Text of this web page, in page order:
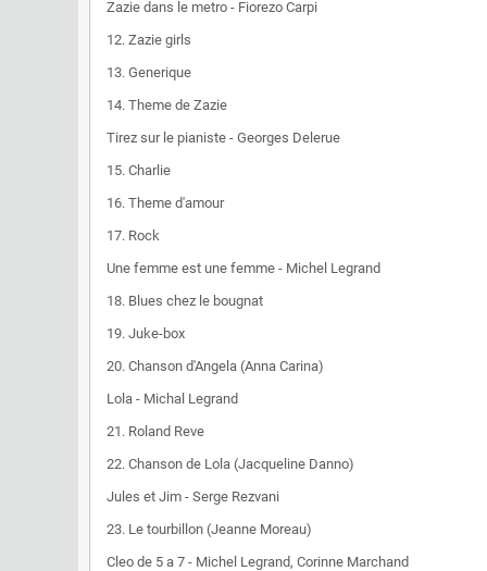
Zazie dans le metro - Fiorezo Carpi
12. Zazie girls
13. Generique
14. Theme de Zazie
Tirez sur le pianiste - Georges Delerue
15. Charlie
16. Theme d'amour
17. Rock
Une femme est une femme - Michel Legrand
18. Blues chez le bougnat
19. Juke-box
20. Chanson d'Angela (Anna Carina)
Lola - Michal Legrand
21. Roland Reve
22. Chanson de Lola (Jacqueline Danno)
Jules et Jim - Serge Rezvani
23. Le tourbillon (Jeanne Moreau)
Cleo de 5 a 7 - Michel Legrand, Corinne Marchand